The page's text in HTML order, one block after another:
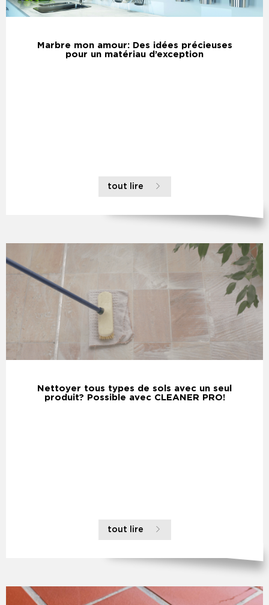
Marbre mon amour: Des idées précieuses
pour un matériau d’exception
tout lire
Nettoyer tous types de sols avec un seul
produit? Possible avec CLEANER PRO!
tout lire